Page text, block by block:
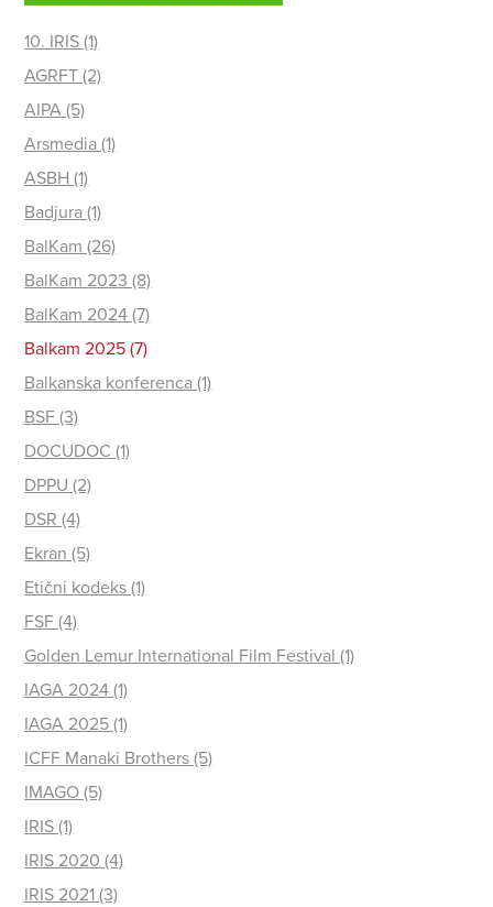
10. IRIS (1)
AGRFT (2)
AIPA (5)
Arsmedia (1)
ASBH (1)
Badjura (1)
BalKam (26)
BalKam 2023 (8)
BalKam 2024 (7)
Balkam 2025 (7)
Balkanska konferenca (1)
BSF (3)
DOCUDOC (1)
DPPU (2)
DSR (4)
Ekran (5)
Etični kodeks (1)
FSF (4)
Golden Lemur International Film Festival (1)
IAGA 2024 (1)
IAGA 2025 (1)
ICFF Manaki Brothers (5)
IMAGO (5)
IRIS (1)
IRIS 2020 (4)
IRIS 2021 (3)